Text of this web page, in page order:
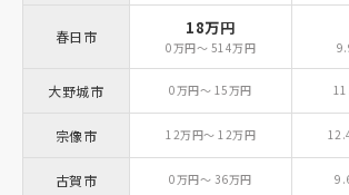
春日市 18万円
0万円～ 514万円
大野城市 0万円～ 15万円
宗像市 12万円～ 12万円
古賀市 0万円～ 36万円